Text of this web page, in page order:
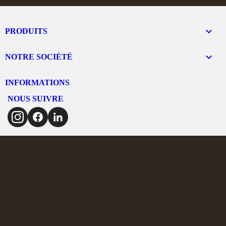
PRODUITS 
NOTRE SOCIÉTÉ 
INFORMATIONS
NOUS SUIVRE